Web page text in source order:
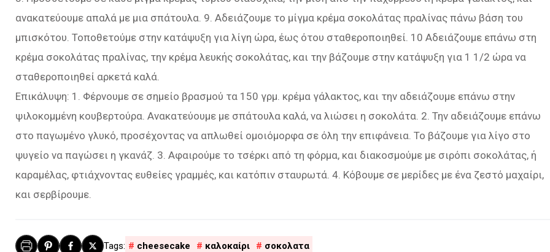
ανακατεύουμε απαλά με μια σπάτουλα. 9. Αδειάζουμε το μίγμα κρέμα σοκολάτας πραλίνας πάνω βάση του
μπισκότου. Τοποθετούμε στην κατάψυξη για λίγη ώρα, έως ότου σταθεροποιηθεί. 10 Αδειάζουμε επάνω στη
κρέμα σοκολάτας πραλίνας, την κρέμα λευκής σοκολάτας, και την βάζουμε στην κατάψυξη για 1 1/2 ώρα να
σταθεροποιηθεί αρκετά καλά.
Επικάλυψη: 1. Φέρνουμε σε σημείο βρασμού τα 150 γρμ. κρέμα γάλακτος, και την αδειάζουμε επάνω στην
ψιλοκομμένη κουβερτούρα. Ανακατεύουμε με σπάτουλα καλά, να λιώσει η σοκολάτα. 2. Την αδειάζουμε επάνω
στο παγωμένο γλυκό, προσέχοντας να απλωθεί ομοιόμορφα σε όλη την επιφάνεια. Το βάζουμε για λίγο στο
ψυγείο να παγώσει η γκανάζ. 3. Αφαιρούμε το τσέρκι από τη φόρμα, και διακοσμούμε με σιρόπι σοκολάτας, ή
καραμέλας, φτιάχνοντας ευθείες γραμμές, και κατόπιν σταυρωτά. 4. Κόβουμε σε μερίδες με ένα ζεστό μαχαίρι,
και σερβίρουμε.
cheesecake καλοκαίρι σοκολατα